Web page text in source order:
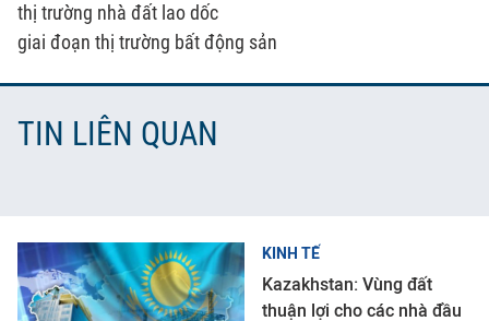
thị trường nhà đất lao dốc
giai đoạn thị trường bất động sản
TIN LIÊN QUAN
KINH TẾ
Kazakhstan: Vùng đất
thuận lợi cho các nhà đầu